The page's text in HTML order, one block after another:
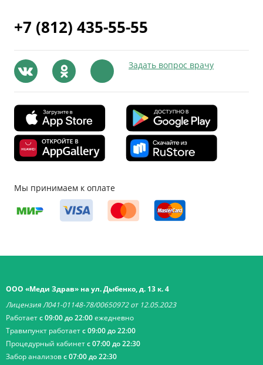
+7 (812) 435-55-55
Задать вопрос врачу
Мы принимаем к оплате
ООО «Меди Здрав» на ул. Дыбенко, д. 13 к. 4
Лицензия Л041-01148-78/00650972 от 12.05.2023
Работаетс 09:00 до 22:00ежедневно
Травмпункт работаетс 09:00 до 22:00
Процедурный кабинетс 07:00 до 22:30
Забор анализовс 07:00 до 22:30